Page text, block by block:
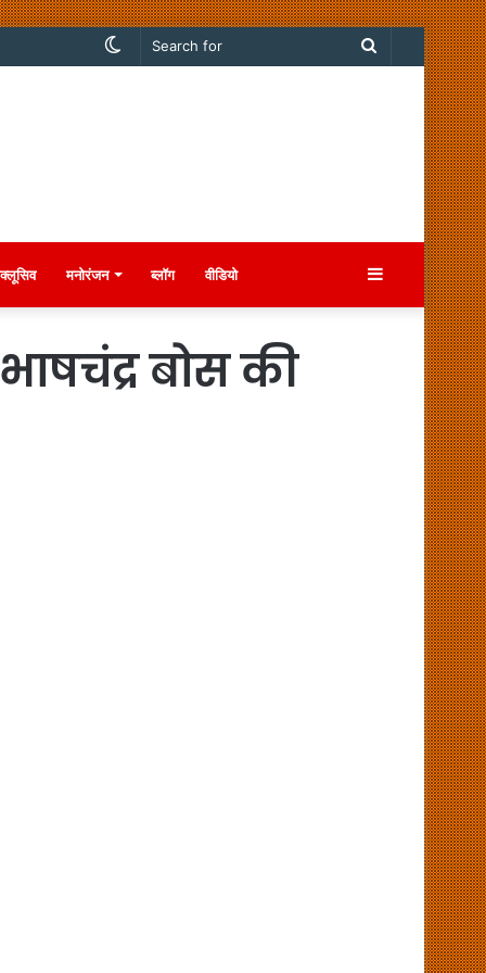
Search
Switch
मनोरंजन ब्लॉग वीडियो Sidebar
बोस की